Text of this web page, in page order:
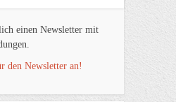
einen Newsletter mit
den Newsletter an!